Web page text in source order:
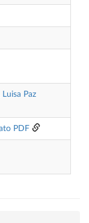
Luisa Paz
PDF